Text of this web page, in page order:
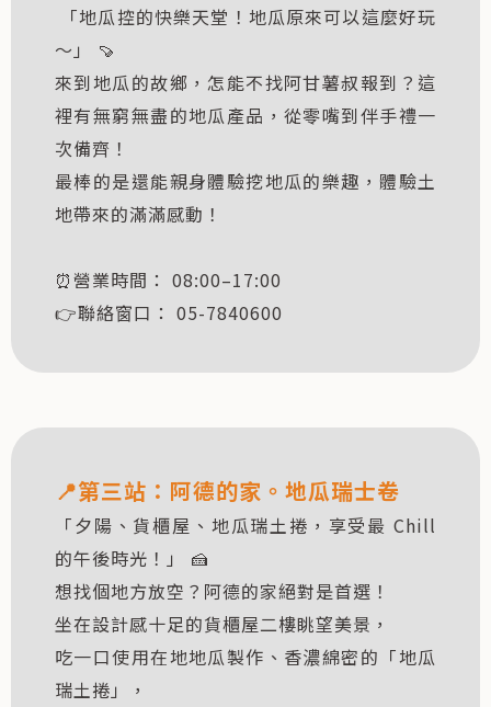
「地瓜控的快樂天堂！地瓜原來可以這麼好玩
～」 🍠
來到地瓜的故鄉，怎能不找阿甘薯叔報到？這
裡有無窮無盡的地瓜產品，從零嘴到伴手禮一
次備齊！
最棒的是還能親身體驗挖地瓜的樂趣，體驗土
地帶來的滿滿感動！
⏰營業時間： 08:00–17:00
👉聯絡窗口： 05-7840600
📍第三站： 阿德的家。地瓜瑞士卷
「夕陽、貨櫃屋、地瓜瑞土捲，享受最 Chill
的午後時光！」 🍰
想找個地方放空？阿德的家絕對是首選！
坐在設計感十足的貨櫃屋二樓眺望美景，
吃一口使用在地地瓜製作、香濃綿密的「地瓜
瑞土捲」，